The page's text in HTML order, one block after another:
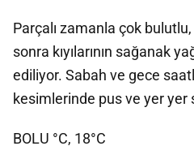
Parçalı zamanla çok
sonra kıyılarının sağanak
ediliyor. Sabah ve gece
kesimlerinde pus ve yer yer
BOLU °C, 18°C